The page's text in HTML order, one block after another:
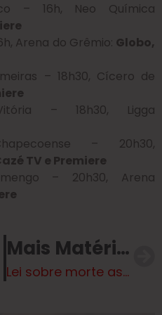
– 16h, Neo Química
Arena do Grêmio: Globo,
– 18h30, Cícero de
– 18h30, Ligga
– 20h30,
TV e Premiere
– 20h30, Arena
Mais Matérias
Lei sobre morte assistida não avança no Parlamento britânico